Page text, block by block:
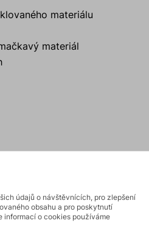
materiálu
materiál
údajů o návštěvnících, pro zlepšení
obsahu a pro poskytnutí
informací o cookies používáme